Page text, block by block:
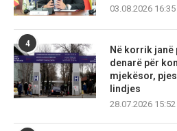
03.08.2026 16:35
4
Në korrik janë
denarë për
mjekësor,
lindjes
28.07.2026 15:52